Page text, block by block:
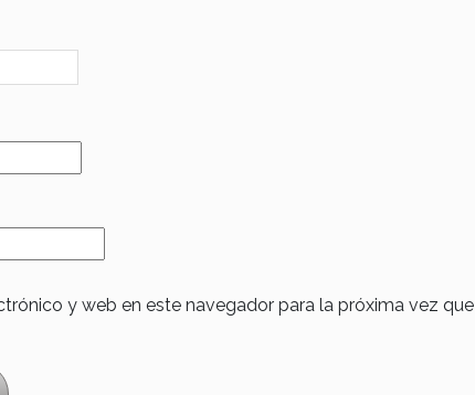
y web en este navegador para la próxima vez que